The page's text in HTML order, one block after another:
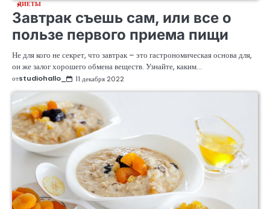
ДИЕТЫ
Завтрак съешь сам, или все о
пользе первого приема пищи
Не для кого не секрет, что завтрак – это гастрономическая основа для,
он же залог хорошего обмена веществ. Узнайте, каким…
отstudiohallo_ 11 декабря 2022